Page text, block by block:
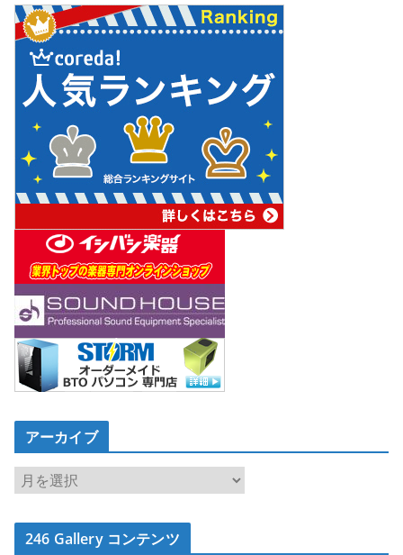
アーカイブ
ア
ー
カ
イ246 Gallery コンテンツ